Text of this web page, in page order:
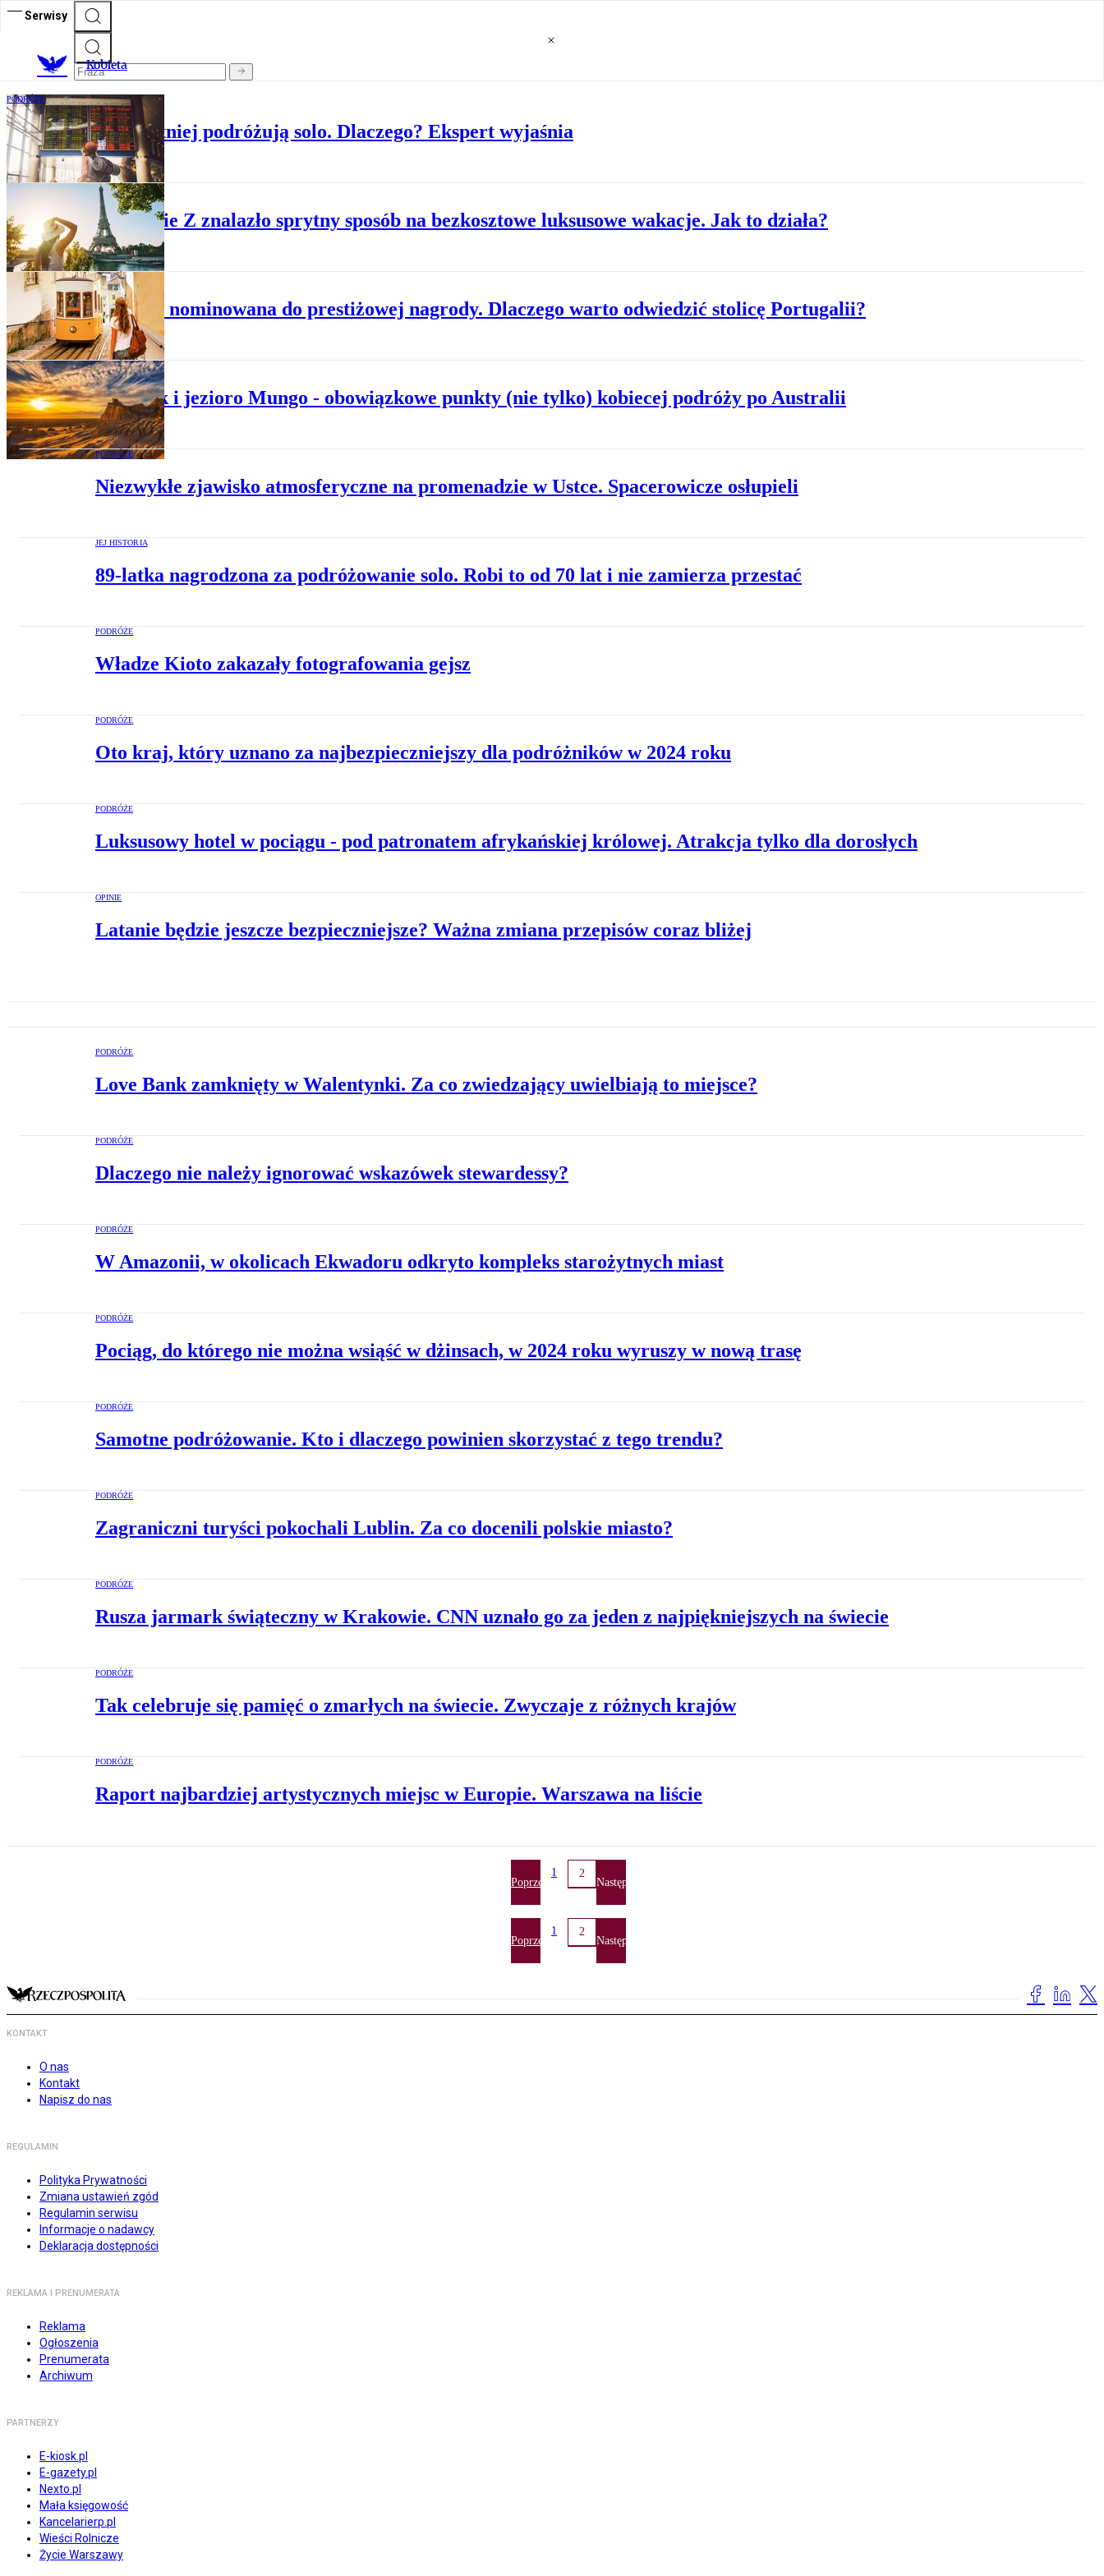
Serwisy
Kobieta
PODRÓŻE
Kobiety coraz chętniej podróżują solo. Dlaczego? Ekspert wyjaśnia
PODRÓŻE
Pokolenie Z znalazło sprytny sposób na bezkosztowe luksusowe wakacje. Jak to działa?
PODRÓŻE
Lizbona nominowana do prestiżowej nagrody. Dlaczego warto odwiedzić stolicę Portugalii?
PODRÓŻE
Outback i jezioro Mungo - obowiązkowe punkty (nie tylko) kobiecej podróży po Australii
PODRÓŻE
Niezwykłe zjawisko atmosferyczne na promenadzie w Ustce. Spacerowicze osłupieli
JEJ HISTORIA
89-latka nagrodzona za podróżowanie solo. Robi to od 70 lat i nie zamierza przestać
PODRÓŻE
Władze Kioto zakazały fotografowania gejsz
PODRÓŻE
Oto kraj, który uznano za najbezpieczniejszy dla podróżników w 2024 roku
PODRÓŻE
Luksusowy hotel w pociągu - pod patronatem afrykańskiej królowej. Atrakcja tylko dla dorosłych
OPINIE
Latanie będzie jeszcze bezpieczniejsze? Ważna zmiana przepisów coraz bliżej
PODRÓŻE
Love Bank zamknięty w Walentynki. Za co zwiedzający uwielbiają to miejsce?
PODRÓŻE
Dlaczego nie należy ignorować wskazówek stewardessy?
PODRÓŻE
W Amazonii, w okolicach Ekwadoru odkryto kompleks starożytnych miast
PODRÓŻE
Pociąg, do którego nie można wsiąść w dżinsach, w 2024 roku wyruszy w nową trasę
PODRÓŻE
Samotne podróżowanie. Kto i dlaczego powinien skorzystać z tego trendu?
PODRÓŻE
Zagraniczni turyści pokochali Lublin. Za co docenili polskie miasto?
PODRÓŻE
Rusza jarmark świąteczny w Krakowie. CNN uznało go za jeden z najpiękniejszych na świecie
PODRÓŻE
Tak celebruje się pamięć o zmarłych na świecie. Zwyczaje z różnych krajów
PODRÓŻE
Raport najbardziej artystycznych miejsc w Europie. Warszawa na liście
Poprzednia
1 2
Następna
Poprzednia
1 2
Następna
KONTAKT
O nas
Kontakt
Napisz do nas
REGULAMIN
Polityka Prywatności
Zmiana ustawień zgód
Regulamin serwisu
Informacje o nadawcy
Deklaracja dostępności
REKLAMA I PRENUMERATA
Reklama
Ogłoszenia
Prenumerata
Archiwum
PARTNERZY
E-kiosk.pl
E-gazety.pl
Nexto.pl
Mała księgowość
Kancelarierp.pl
Wieści Rolnicze
Życie Warszawy